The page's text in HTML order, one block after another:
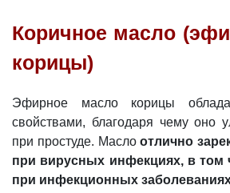
Коричное масло
корицы)
Эфирное масло корицы
свойствами, благодаря чему оно
при простуде. Маслоотлично
при вирусных инфекциях, в том
при инфекционных